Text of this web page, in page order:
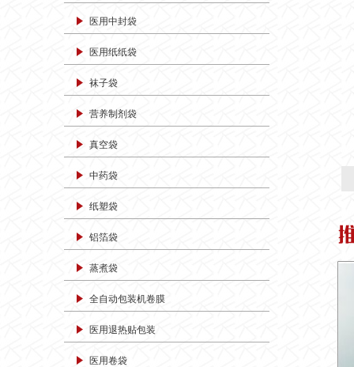
医用中封袋
医用纸纸袋
袜子袋
营养制剂袋
真空袋
中药袋
纸塑袋
铝箔袋
蒸煮袋
全自动包装机卷膜
医用退热贴包装
医用卷袋